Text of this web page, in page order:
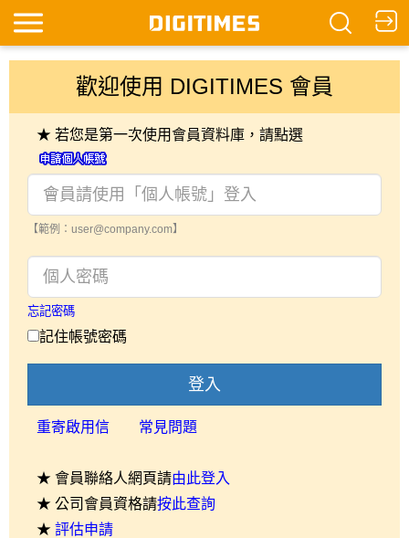
歡迎使用 DIGITIMES 會員
★ 若您是第一次使用會員資料庫，請點選
【範例：user@company.com】
忘記密碼
記住帳號密碼
登入
重寄啟用信 常見問題
★ 會員聯絡人網頁請由此登入
★ 公司會員資格請按此查詢
★ 評估申請